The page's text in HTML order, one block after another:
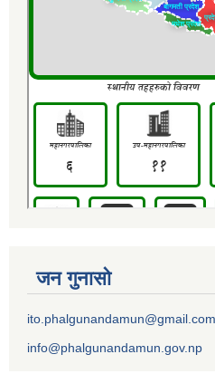
जन गुनासो
ito.phalgunandamun@gmail.com
info@phalgunandamun.gov.np